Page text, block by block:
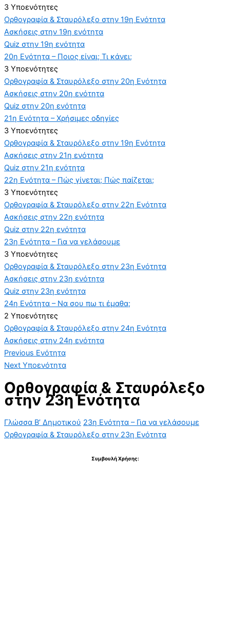
3 Υποενότητες
Ορθογραφία & Σταυρόλεξο στην 19η Ενότητα
Ασκήσεις στην 19η ενότητα
Quiz στην 19η ενότητα
20η Ενότητα – Ποιος είναι; Τι κάνει;
3 Υποενότητες
Ορθογραφία & Σταυρόλεξο στην 20η Ενότητα
Ασκήσεις στην 20η ενότητα
Quiz στην 20η ενότητα
21η Ενότητα – Χρήσιμες οδηγίες
3 Υποενότητες
Ορθογραφία & Σταυρόλεξο στην 19η Ενότητα
Ασκήσεις στην 21η ενότητα
Quiz στην 21η ενότητα
22η Ενότητα – Πώς γίνεται; Πώς παίζεται;
3 Υποενότητες
Ορθογραφία & Σταυρόλεξο στην 22η Ενότητα
Ασκήσεις στην 22η ενότητα
Quiz στην 22η ενότητα
23η Ενότητα – Για να γελάσουμε
3 Υποενότητες
Ορθογραφία & Σταυρόλεξο στην 23η Ενότητα
Ασκήσεις στην 23η ενότητα
Quiz στην 23η ενότητα
24η Ενότητα – Να σου πω τι έμαθα;
2 Υποενότητες
Ορθογραφία & Σταυρόλεξο στην 24η Ενότητα
Ασκήσεις στην 24η ενότητα
Previous Ενότητα
Next Υποενότητα
Ορθογραφία & Σταυρόλεξο
στην 23η Ενότητα
Γλώσσα Β’ Δημοτικού 23η Ενότητα – Για να γελάσουμε
Ορθογραφία & Σταυρόλεξο στην 23η Ενότητα
Συμβουλή Χρήσης: